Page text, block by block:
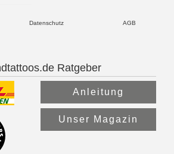
Datenschutz AGB
Ratgeber
Anleitung
Unser Magazin